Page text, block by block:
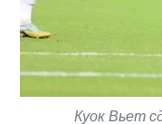
Куок Вьет